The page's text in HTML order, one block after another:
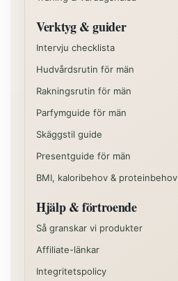
Verktyg & guider
Intervju checklista
Hudvårdsrutin för män
Rakningsrutin för män
Parfymguide för män
Skäggstil guide
Presentguide för män
BMI, kaloribehov & proteinbehov
Hjälp & förtroende
Så granskar vi produkter
Affiliate-länkar
Integritetspolicy